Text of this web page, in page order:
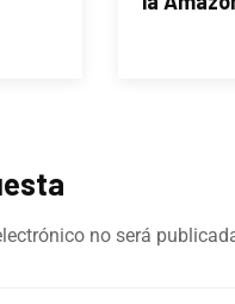
no será